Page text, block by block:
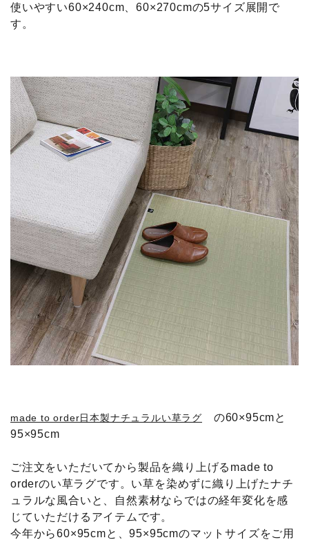
使いやすい60×240cm、60×270cmの5サイズ展開で
す。
made to order日本製ナチュラルい草ラグ の60×95cmと
95×95cm
ご注文をいただいてから製品を織り上げるmade to
orderのい草ラグです。い草を染めずに織り上げたナチ
ュラルな風合いと、自然素材ならではの経年変化を感
じていただけるアイテムです。
今年から60×95cmと、95×95cmのマットサイズをご用